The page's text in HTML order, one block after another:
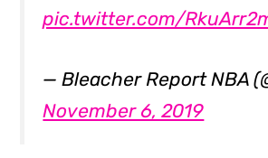
pic.twitter.com/
— Bleacher Report NBA
November 6, 2019